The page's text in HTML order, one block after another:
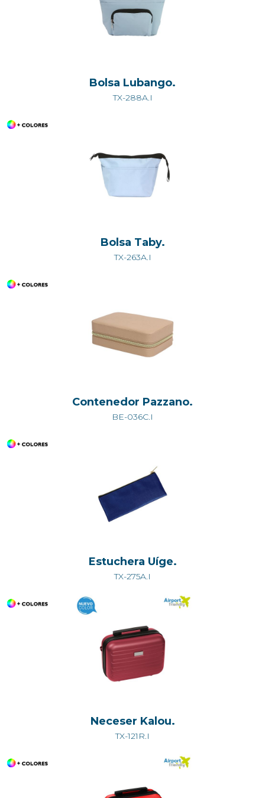
Bolsa Lubango.
TX-288A.I
Bolsa Taby.
TX-263A.I
Contenedor Pazzano.
BE-036C.I
Estuchera Uíge.
TX-275A.I
Neceser Kalou.
TX-121R.I